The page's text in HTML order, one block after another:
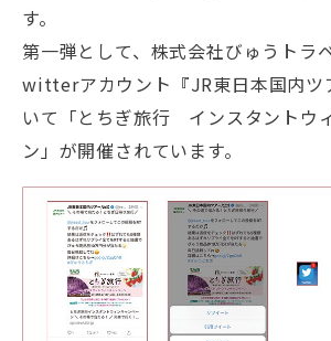
す。
第一弾として、株式会社びゅうトラ
witterアカウント『JR東日本国内ツ
いて「とちぎ旅行 インスタントウ
ン」が開催されています。